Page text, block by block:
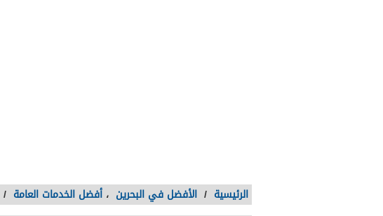
الرئيسية / الأفضل في البحرين ، أفضل الخدمات العامة /